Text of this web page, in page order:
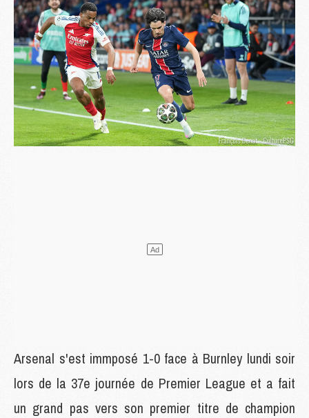
Arsenal s'est immposé 1-0 face à Burnley lundi soir
lors de la 37e journée de Premier League et a fait
un grand pas vers son premier titre de champion